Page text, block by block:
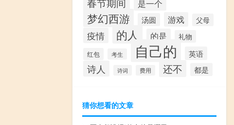
春节期间 是一个
梦幻西游 汤圆 游戏 父母
疫情 的人 的是 礼物
红包 考生 自己的 英语
诗人 诗词 费用 还不 都是
猜你想看的文章